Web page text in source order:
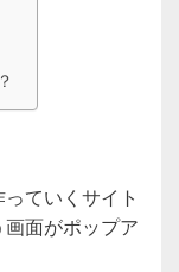
ていくサイト
面がポップア